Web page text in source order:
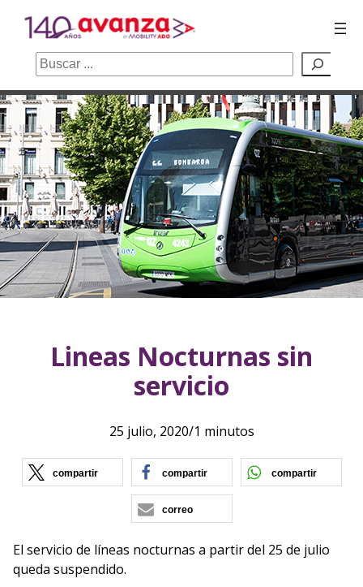
Saltar
al
contenido
Buscar
Lineas Nocturnas sin
servicio
25 julio, 2020/1 minutos
compartir (se abre en nueva ventana)
compartir (se abre en nueva
compartir
correo
El servicio de líneas nocturnas a partir del 25 de julio
queda suspendido.